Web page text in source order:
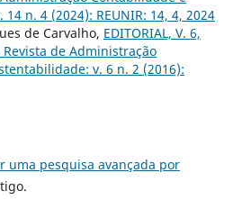
n. 4 (2024): REUNIR: 14, 4, 2024
de Carvalho, EDITORIAL, V. 6,
Revista de Administração
v. 6 n. 2 (2016):
uma pesquisa avançada por